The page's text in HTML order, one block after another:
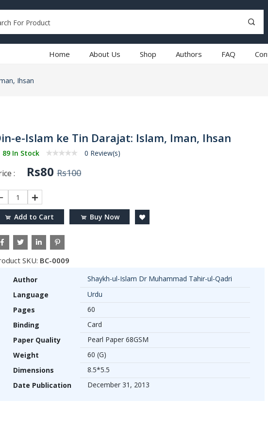
Home About Us Shop Authors FAQ
Ihsan
e-Islam ke Tin Darajat: Islam, Iman, Ihsan
89 In Stock 0 Review(s)
: Rs80 Rs100
1
Add to Cart Buy Now
SKU: BC-0009
Author
Shaykh-ul-Islam Dr Muhammad Tahir-ul-Qadri
Language
Urdu
Pages
60
Binding
Card
Paper Quality
Pearl Paper 68GSM
Weight
60 (G)
Dimensions
8.5*5.5
Date Publication
December 31, 2013